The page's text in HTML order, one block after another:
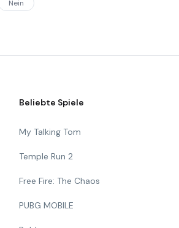
Nein
Beliebte Spiele
My Talking Tom
Temple Run 2
Free Fire: The Chaos
PUBG MOBILE